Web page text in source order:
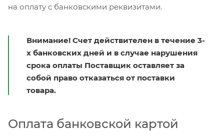
на оплату с банковскими реквизитами.
Внимание! Счет действителен в течение 3-
х банковских дней и в случае нарушения
срока оплаты Поставщик оставляет за
собой право отказаться от поставки
товара.
Оплата банковской картой